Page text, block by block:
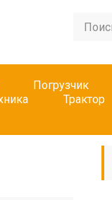
Погрузчик
Трактор